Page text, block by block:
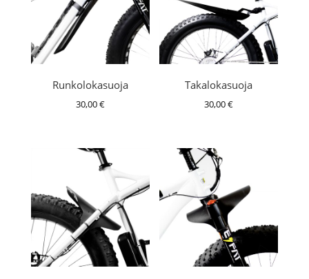
Runkolokasuoja
30,00€
Takalokasuoja
30,00€